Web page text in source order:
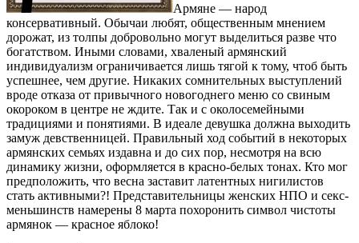
Армяне — народ
консервативный. Обычаи любят, общественным мнением
дорожат, из толпы добровольно могут выделиться разве что
богатством. Иными словами, хваленый армянский
индивидуализм ограничивается лишь тягой к тому, чтоб быть
успешнее, чем другие. Никаких сомнительных выступлений
вроде отказа от привычного новогоднего меню со свиным
окороком в центре не ждите. Так и с околосемейными
традициями и понятиями. В идеале девушка должна выходить
замуж девственницей. Правильный ход событий в некоторых
армянских семьях издавна и до сих пор, несмотря на всю
динамику жизни, оформляется в красно-белых тонах. Кто мог
предположить, что весна заставит латентных нигилистов
стать активными?! Представительницы женских НПО и секс-
меньшинств намерены 8 марта похоронить символ чистоты
армянок — красное яблоко!